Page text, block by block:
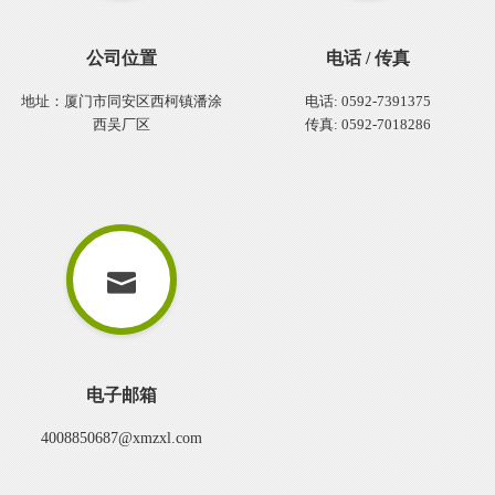
公司位置
地址：厦门市同安区西柯镇潘涂
西吴厂区
电话 / 传真
电话: 0592-7391375
传真: 0592-7018286
电子邮箱
4008850687@xmzxl.com